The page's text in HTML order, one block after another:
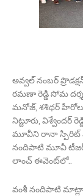
అవ్వల్ నంబర్
రమణా రెడ్డి సోమ
మనోజ్, శశిధర్
నిట్టూరు,
మూవీని రానా
నందిపాటి మూవీ
లాంచ్ ఈవెంట్‌లో..
వంశీ నందిపాటి